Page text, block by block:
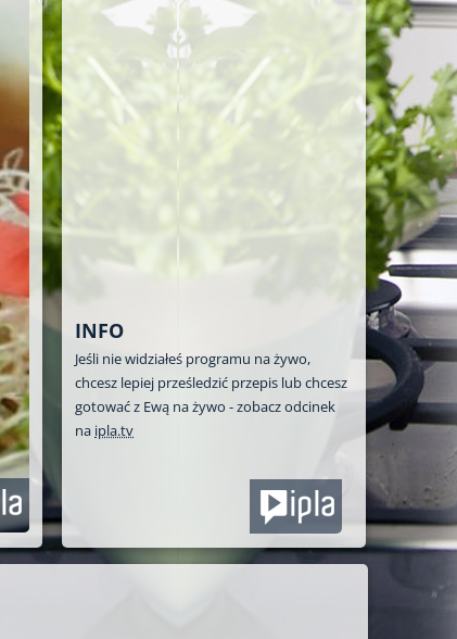
INFO
Jeśli nie widziałeś programu na żywo,
chcesz lepiej prześledzić przepis lub chcesz
gotować z Ewą na żywo - zobacz odcinek
na ipla.tv